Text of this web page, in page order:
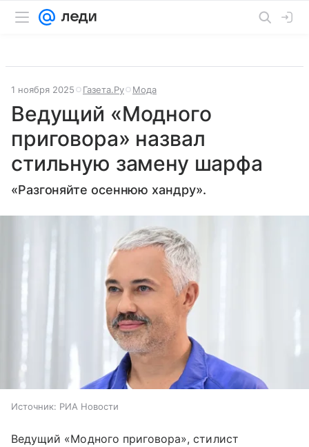
1 ноября 2025 Газета.Ру Мода
Ведущий «Модного
приговора» назвал
стильную замену шарфа
«Разгоняйте осеннюю хандру».
Источник: РИА Новости
Ведущий «Модного приговора», стилист